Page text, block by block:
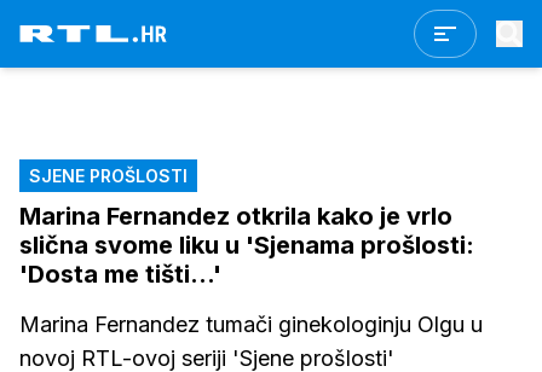
SJENE PROŠLOSTI
Marina Fernandez otkrila kako je vrlo
slična svome liku u 'Sjenama prošlosti:
'Dosta me tišti...'
Marina Fernandez tumači ginekologinju Olgu u
novoj RTL-ovoj seriji 'Sjene prošlosti'